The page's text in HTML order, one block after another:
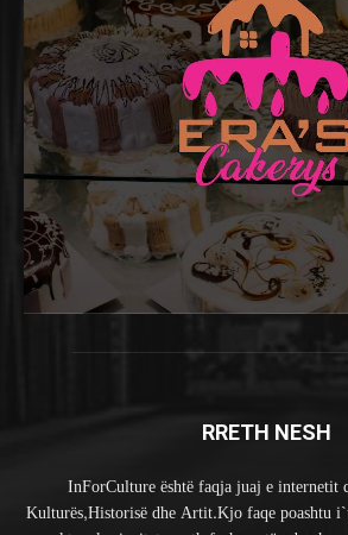
RRETH NESH
InForCulture është faqja juaj e internetit
Kulturës,Historisë dhe Artit.Kjo faqe poashtu